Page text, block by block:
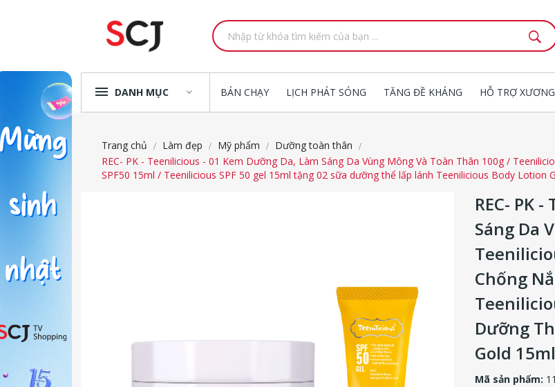
DANH MỤC BÁN CHẠY LỊCH PHÁT SÓNG TĂNG ĐỀ KHÁNG HỖ TRỢ
Trang chủ Làm đẹp Mỹ phẩm
Dưỡng toàn thân
REC- PK - Teenilicious - 01 Kem Dưỡng Da, Làm Sáng Da Vùng Mông Và Toàn Thân 100g /
SPF50 15ml / Teenilicious SPF 50 gel 15ml tặng 02 sữa dưỡng thể lấp lánh Teenilicious Body Lotion
REC- PK
Sáng Da
Chống
Dưỡng
Gold 15ml
Mã sản phẩm: